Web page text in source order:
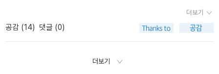
근대 서울의 모습을 생생히 전했던 전봉관이 <경성자살클럽> 이후 6
년만에 새 책을 냈다. <경성기담>의 인상이 나에겐 강했었던지라 그
간 저서가 왜 안나오나 했는데 이제야 나왔다. 이번에는 <경성 고민
여 도망가다 벧엘에서 밤을 맞는다. 그곳에서 쉴터도 찾지 못하고 돌
을 베개하여 잠을 청한다. 혹여나 이른 뜻은 아닐까. 돌베개 출판사를
찾아 보았다. (돌베개 홈페이지) 예상이 틀리지 않았다. 돌베개는 유
신 체제가 종말을 향해 나아가던 1979년에 창립되었다. 이름은 일제
더보기
공감 (14) 댓글 (0)
더보기